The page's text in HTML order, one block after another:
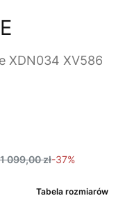
XDN034 XV586
1 099,00 zł-37%
Tabela rozmiarów